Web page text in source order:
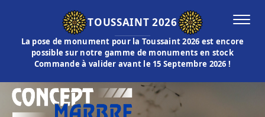
TOUSSAINT 2026
La pose de monument pour la Toussaint 2026 est encore
possible sur notre gamme de monuments en stock
Commande à valider avant le 15 Septembre 2026 !